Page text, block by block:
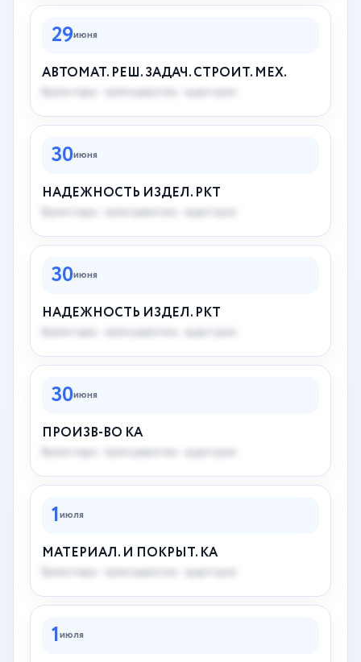
29июня
АВТОМАТ. РЕШ. ЗАДАЧ. СТРОИТ. МЕХ.
Время пары · преподаватель · аудитория
30июня
НАДЕЖНОСТЬ ИЗДЕЛ. РКТ
Время пары · преподаватель · аудитория
30июня
НАДЕЖНОСТЬ ИЗДЕЛ. РКТ
Время пары · преподаватель · аудитория
30июня
ПРОИЗВ-ВО КА
Время пары · преподаватель · аудитория
1июля
МАТЕРИАЛ. И ПОКРЫТ. КА
Время пары · преподаватель · аудитория
1июля